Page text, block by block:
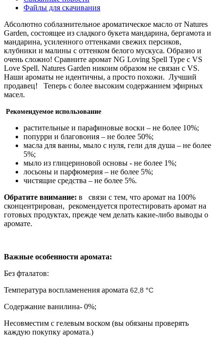
Файлы для скачивания
Абсолютно соблазнительное ароматическое масло от Natures
Garden, состоящее из сладкого букета мандарина, бергамота и
мандарина, усиленного оттенками свежих персиков,
клубники и малины с оттенком белого мускуса. Образно и
очень сложно! Сравните аромат NG Loving Spell Type с VS
Love Spell. Natures Garden никоим образом не связан с VS.
Наши ароматы не идентичны, а просто похожи. Лучший
продавец! Теперь с более высоким содержанием эфирных
масел.
Рекомендуемое использование
растительные и парафиновые воски – не более 10%;
попурри и благовония – не более 50%;
масла для ванны, мыло с нуля, гели для душа – не более
5%;
мыло из глицериновой основы - не более 1%;
лосьоны и парфюмерия – не более 5%;
чистящие средства – не более 5%.
Обратите внимание: в связи с тем, что аромат на 100%
сконцентрирован, рекомендуется протестировать аромат на
готовых продуктах, прежде чем делать какие-либо выводы о
аромате.
Важные особенности аромата:
Без фталатов:
Температура воспламенения аромата 62,8 °C
Содержание ванилина- 0%;
Несовместим с гелевым воском (вы обязаны проверять
каждую покупку аромата.)